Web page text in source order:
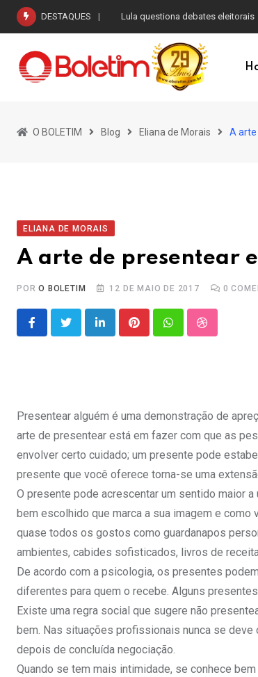
Skip
content
DESTAQUES Governo tenta votar pelo menos o
O BOLETIM Blog Eliana de Morais A
ELIANA DE MORAIS
A arte de presentear
PORO BOLETIM 12 DE MAIO DE 2017 0
LinkedInPinterestWhatsapp
Presentear alguém é uma demonstração de
arte de presentear está em fazer com que as
envolver certo cuidado; um presente pode
presente que você oferece torna-se uma
O presente pode acrescentar um sentido maior
bem escolhido que marca a sua imagem e
quase todos os gostos como guardanapos
ambientes, cabides sofisticados, livros de
De acordo com a psicologia, os presentes
diferentes para quem o recebe. Alguns
Existe uma regra social que sugere não
bem. Nas situações profissionais nunca se
depois de concluída negociação.
Quando se tem mais intimidade, se conhece